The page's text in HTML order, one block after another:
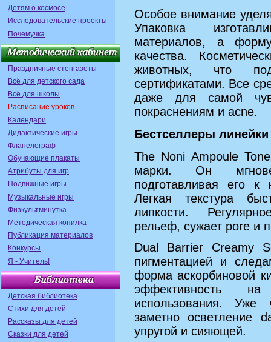
Детям о космосе
Исследовательские проекты
Почемучка
Праздничные стенгазеты
Всё для детского сада
Всё для школы
Расписание уроков
Календари
Дидактические игры
Фланелеграф
Обучающие плакаты
Атрибуты для игр
Подвижные игры
Музыкальные игры
Физкультминутка
Методическая копилка
Публикация материалов
Конкурсы
Я - Учитель!
Детская библиотека
Стихи для детей
Рассказы для детей
Сказки для детей
Особое внимание
Упаковка
материалов, а
качества.
животных, что
сертификатами. Все
даже для самой
покраснениям и acne.
Бестселлеры линейки
The Noni Ampoule
марки. Он
подготавливая его к
Легкая текстура
липкости.
рельеф, сужает pore и
Dual Barrier Creamy
пигментацией и
форма аскорбиновой
эффективность
использования.
заметно осветление
упругой и сияющей.